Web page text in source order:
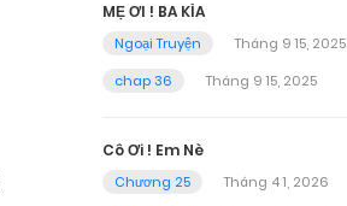
MẸ ƠI ! BA KÌA
Ngoại Truyện
Tháng 9 15, 2025
chap 36
Tháng 9 15, 2025
Cô Ơi ! Em Nè
Chương 25
Tháng 4 1, 2026